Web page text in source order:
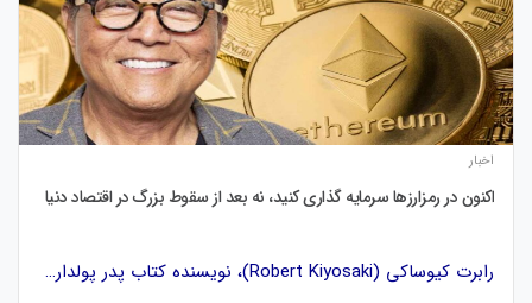
اخبار
اکنون در رمزارزها سرمایه گذاری کنید، نه بعد از سقوط بزرگ در اقتصاد دنیا
رابرت کیوساکی (Robert Kiyosaki)، نویسنده کتاب پدر پولدار…